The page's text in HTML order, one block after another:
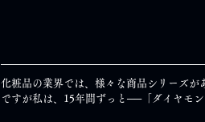
化粧品の業界では、様々な商品シリーズが
ですが私は、15年間ずっと──「ダイヤモ